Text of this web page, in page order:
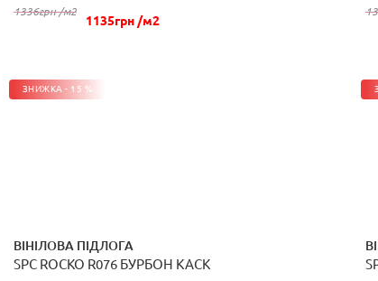
1336грн /м2
1135грн /м2
ЗНИЖКА - 15 %
ВІНІЛОВА ПІДЛОГА
SPC ROCKO R076 БУРБОН КАСК
КУПИТИ